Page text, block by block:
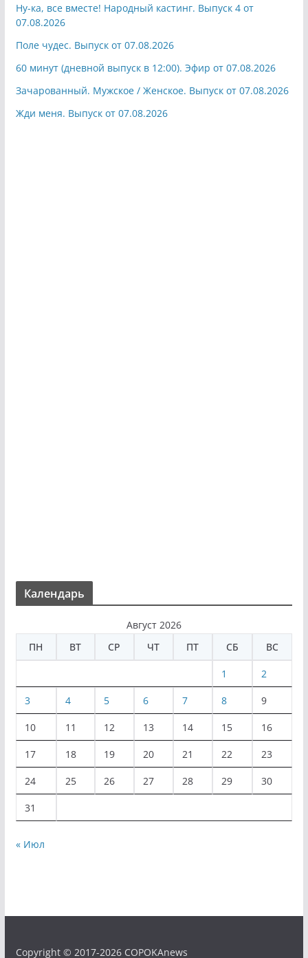
Ну-ка, все вместе! Народный кастинг. Выпуск 4 от
07.08.2026
Поле чудес. Выпуск от 07.08.2026
60 минут (дневной выпуск в 12:00). Эфир от 07.08.2026
Зачарованный. Мужское / Женское. Выпуск от 07.08.2026
Жди меня. Выпуск от 07.08.2026
Календарь
Август 2026
ПН
ВТ СР ЧТ ПТ СБ ВС
1 2
3 4 5 6 7 8 9
10 11 12 13 14 15 16
17 18 19 20 21 22 23
24 25 26 27 28 29 30
31
« Июл
Copyright © 2017-2026 COPOKAnews